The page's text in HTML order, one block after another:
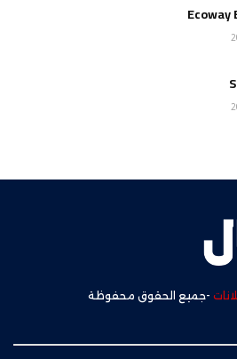
Ecoway
-جميع الحقوق محفوظة